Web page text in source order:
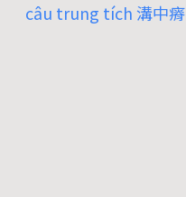
câu trung tích 溝中瘠